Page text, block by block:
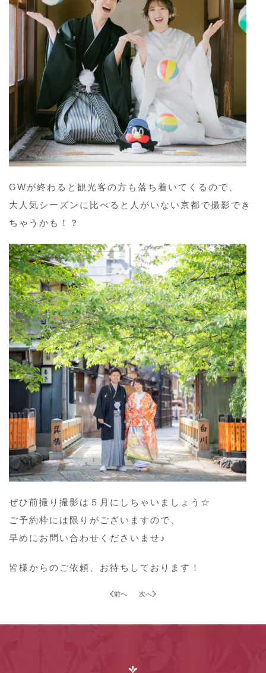
GWが終わると観光客の方も落ち着いてくるので、
大人気シーズンに比べると人がいない京都で撮影でき
ちゃうかも！？
ぜひ前撮り撮影は５月にしちゃいましょう☆
ご予約枠には限りがございますので、
早めにお問い合わせくださいませ♪
皆様からのご依頼、お待ちしております！
前へ 次へ